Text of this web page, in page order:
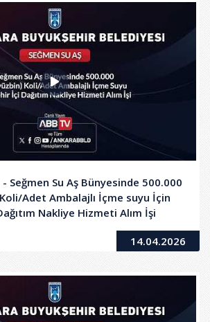
- Seğmen Su Aş Bünyesinde 500.000
Adet Ambalajlı İçme suyu İçin
Nakliye Hizmeti Alım İşi
14.04.2026